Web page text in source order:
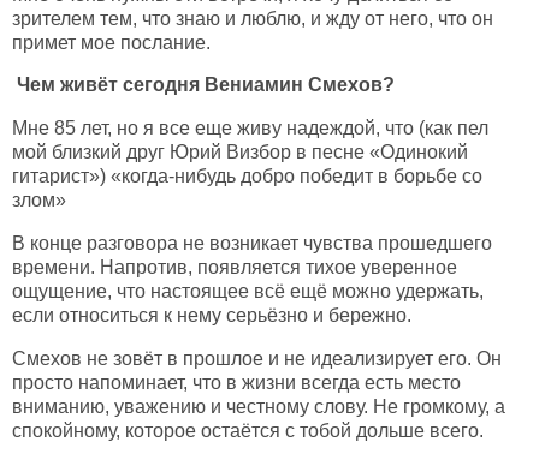
зрителем тем, что знаю и люблю, и жду от него, что он
примет мое послание.
Чем живёт сегодня Вениамин Смехов?
Мне 85 лет, но я все еще живу надеждой, что (как пел
мой близкий друг Юрий Визбор в песне «Одинокий
гитарист») «когда-нибудь добро победит в борьбе со
злом»
В конце разговора не возникает чувства прошедшего
времени. Напротив, появляется тихое уверенное
ощущение, что настоящее всё ещё можно удержать,
если относиться к нему серьёзно и бережно.
Смехов не зовёт в прошлое и не идеализирует его. Он
просто напоминает, что в жизни всегда есть место
вниманию, уважению и честному слову. Не громкому, а
спокойному, которое остаётся с тобой дольше всего.